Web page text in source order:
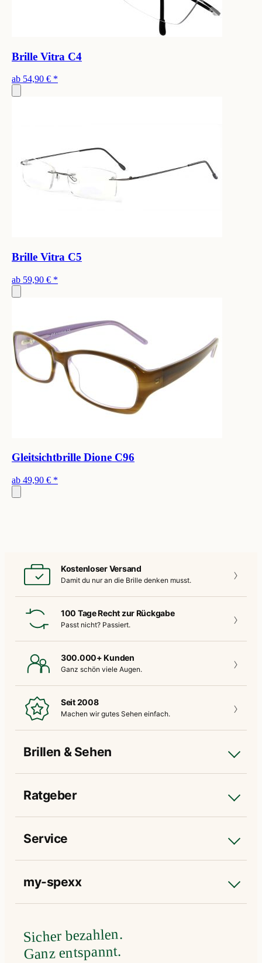
Brille Vitra C4
ab 54,90 € *
Brille Vitra C5
ab 59,90 € *
Gleitsichtbrille Dione C96
ab 49,90 € *
Kostenloser Versand
Damit du nur an die Brille denken musst.
100 Tage Recht zur Rückgabe
Passt nicht? Passiert.
300.000+ Kunden
Ganz schön viele Augen.
Seit 2008
Machen wir gutes Sehen einfach.
Brillen & Sehen
Ratgeber
Service
my-spexx
Sicher bezahlen.
Ganz entspannt.